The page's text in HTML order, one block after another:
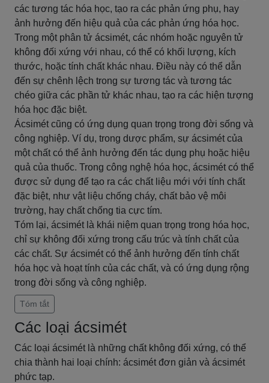
các tương tác hóa học, tạo ra các phản ứng phụ, hay
ảnh hưởng đến hiệu quả của các phản ứng hóa học.
Trong một phân tử ácsimét, các nhóm hoặc nguyên tử
không đối xứng với nhau, có thể có khối lượng, kích
thước, hoặc tính chất khác nhau. Điều này có thể dẫn
đến sự chênh lệch trong sự tương tác và tương tác
chéo giữa các phần tử khác nhau, tạo ra các hiện tượng
hóa học đặc biệt.
Ácsimét cũng có ứng dụng quan trọng trong đời sống và
công nghiệp. Ví dụ, trong dược phẩm, sự ácsimét của
một chất có thể ảnh hưởng đến tác dụng phụ hoặc hiệu
quả của thuốc. Trong công nghệ hóa học, ácsimét có thể
được sử dụng để tạo ra các chất liệu mới với tính chất
đặc biệt, như vật liệu chống cháy, chất bảo vệ môi
trường, hay chất chống tia cực tím.
Tóm lại, ácsimét là khái niệm quan trọng trong hóa học,
chỉ sự không đối xứng trong cấu trúc và tính chất của
các chất. Sự ácsimét có thể ảnh hưởng đến tính chất
hóa học và hoạt tính của các chất, và có ứng dụng rộng
trong đời sống và công nghiệp.
Tóm tắt
Các loại ácsimét
Các loại ácsimét là những chất không đối xứng, có thể
chia thành hai loại chính: ácsimét đơn giản và ácsimét
phức tạp.